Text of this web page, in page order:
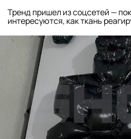
Тренд пришел из соцсетей —
интересуются, как ткань